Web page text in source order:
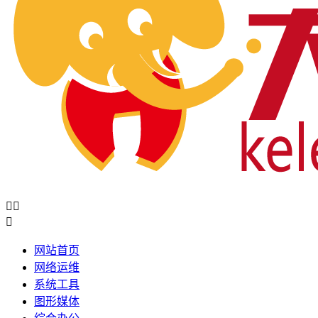
 

网站首页
网络运维
系统工具
图形媒体